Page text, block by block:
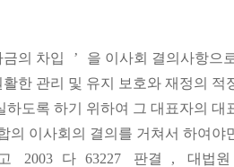
의 차입 ’ 을 이사회 결의사항으
한 관리 및 유지 보호와 재정의 적
도록 하기 위하여 그 대표자의 대
이사회의 결의를 거쳐서 하여야
2003 다 63227 판결 , 대법원